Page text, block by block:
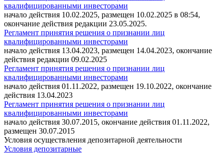
квалифицированными инвесторами
начало действия 10.02.2025, размещен 10.02.2025 в 08:54,
окончание действия редакции 23.05.2025.
Регламент принятия решения о признании лиц
квалифицированными инвесторами
начало действия 13.04.2023, размещен 14.04.2023, окончание
действия редакции 09.02.2025
Регламент принятия решения о признании лиц
квалифицированными инвесторами
начало действия 01.11.2022, размещен 19.10.2022, окончание
действия 13.04.2023
Регламент принятия решения о признании лиц
квалифицированными инвесторами
начало действия 30.07.2015, окончание действия 01.11.2022,
размещен 30.07.2015
Условия осуществления депозитарной деятельности
Условия депозитарные